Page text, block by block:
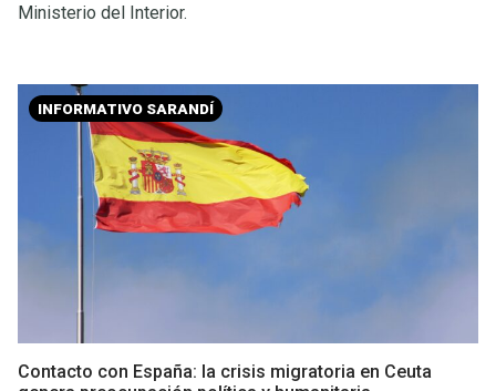
Ministerio del Interior.
INFORMATIVO SARANDÍ
Contacto con España: la crisis migratoria en Ceuta